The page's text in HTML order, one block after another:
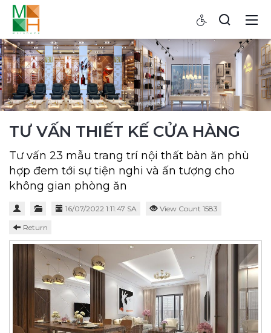
TƯ VẤN THIẾT KẾ CỬA HÀNG
Tư vấn 23 mẫu trang trí nội thất bàn ăn phù
hợp đem tới sự tiện nghi và ấn tượng cho
không gian phòng ăn
16/07/2022 1:11:47 SA View Count 1583
Return